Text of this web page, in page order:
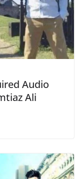
Audio
Ali